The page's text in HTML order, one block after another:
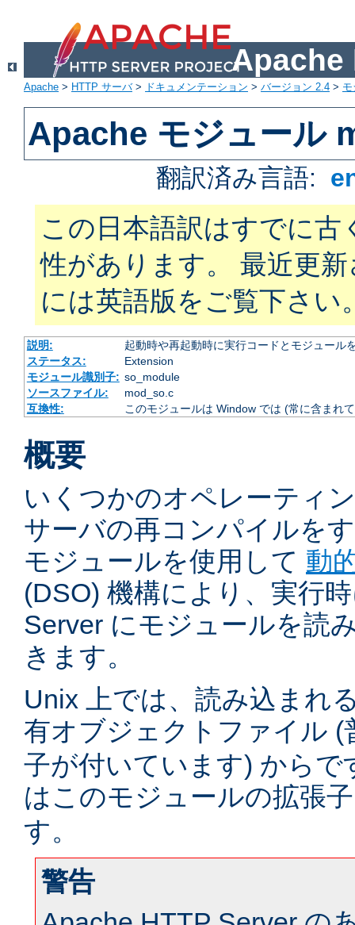
Apache
Apache > HTTP サーバ> ドキュメンテーション > バージョン 2.4 >
Apache モジュール
翻訳済み言語:
この日本語訳はすでに古
性があります。 最近更
には英語版をご覧下さい
説明:
起動時や再起動時に実行コードとモジュール
ステータス:
Extension
モジュール識別子: so_module
ソースファイル:
mod_so.c
互換性:
このモジュールは Window では (常に含まれ
概要
いくつかのオペレーティ
サーバの再コンパイルを
モジュールを使用して 動
(DSO) 機構により、実行
Server にモジュールを読
きます。
Unix 上では、読み込まれ
有オブジェクトファイル
子が付いています) からで
はこのモジュールの拡張
す。
警告